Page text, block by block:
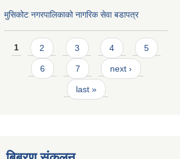
मुसिकोट नगरपालिकाको नागरिक सेवा बडापत्र
Pages
1 2 3 4 5
6 7 next ›
last »